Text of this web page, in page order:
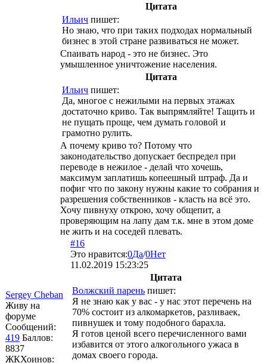
Цитата
Ильич пишет:
Но знаю, что при таких подходах нормальный
бизнес в этой стране развиваться не может.
Спаивать народ - это не бизнес. Это
умышленное уничтожение населения.
Цитата
Ильич пишет:
Да, многое с нежилыми на первых этажах
достаточно криво. Так выпрямляйте! Тащить и
не пущать проще, чем думать головой и
грамотно рулить.
А почему криво то? Потому что
законодательство допускает беспредел при
переводе в нежилое - делай что хочешь,
максимум заплатишь копеешный штраф. Да и
пофиг что по закону нужны какие то собрания и
разрешения собственников - класть на всё это.
Хочу пивнуху открою, хочу общепит, а
проверяющим на лапу дам т.к. мне в этом доме
не жить и на соседей плевать.
Sergey Cheban
Живу на
форуме
Сообщений:
419 Баллов:
8837
ЖКХоинов:
#16
Это нравится:0Да/0Нет
11.02.2019 15:23:25
Цитата
Волжский парень пишет:
Я не знаю как у вас - у нас этот перечень на
70% состоит из алкомаркетов, разливаек,
пивнушек и тому подобного барахла.
Я готов ценой всего перечисленного вами
избавится от этого алкогольного ужаса в
домах своего города.